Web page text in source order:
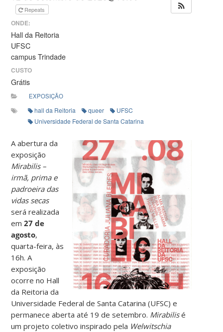
Repeats
ONDE:
Hall da Reitoria
UFSC
campus Trindade
CUSTO
Grátis
EXPOSIÇÃO
hall da Reitoria queer
UFSC
Universidade Federal de Santa Catarina
A abertura da
exposição
Mirabilis –
irmã, prima e
padroeira das
vidas secas
será realizada
em27 de
agosto,
quarta-feira, às
16h. A
exposição
ocorre no Hall
da Reitoria da
Universidade Federal de Santa Catarina (UFSC) e
permanece aberta até 19 de setembro. Mirabilisé
um projeto coletivo inspirado pela Welwitschia